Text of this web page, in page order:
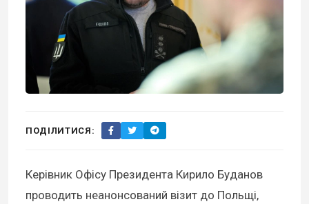
ПОДІЛИТИСЯ:
Керівник Офісу Президента Кирило Буданов
проводить неанонсований візит до Польщі,